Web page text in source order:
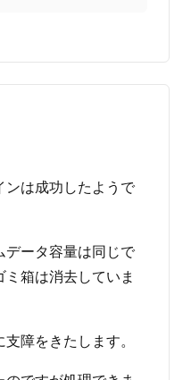
ンは成功したようで
ータ容量は同じで
箱は消去していま
障をきたします。